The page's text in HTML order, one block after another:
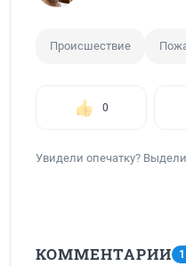
Происшествие
0
Увидели опечатку?
КОММЕНТАРИИ